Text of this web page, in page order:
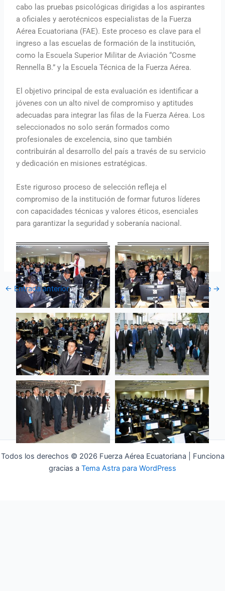
cabo las pruebas psicológicas dirigidas a los aspirantes
a oficiales y aerotécnicos especialistas de la Fuerza
Aérea Ecuatoriana (FAE). Este proceso es clave para el
ingreso a las escuelas de formación de la institución,
como la Escuela Superior Militar de Aviación “Cosme
Rennella B.” y la Escuela Técnica de la Fuerza Aérea.
El objetivo principal de esta evaluación es identificar a
jóvenes con un alto nivel de compromiso y aptitudes
adecuadas para integrar las filas de la Fuerza Aérea. Los
seleccionados no solo serán formados como
profesionales de excelencia, sino que también
contribuirán al desarrollo del país a través de su servicio
y dedicación en misiones estratégicas.
Este riguroso proceso de selección refleja el
compromiso de la institución de formar futuros líderes
con capacidades técnicas y valores éticos, esenciales
para garantizar la seguridad y soberanía nacional.
← Entrada anterior Entrada siguiente →
Todos los derechos © 2026 Fuerza Aérea Ecuatoriana | Funciona
gracias a Tema Astra para WordPress